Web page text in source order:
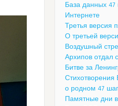
База данных
Интернете
Третья версия
О третьей
Воздушный
Архипов отдал
Битве за
о родном 47
Памятные дни